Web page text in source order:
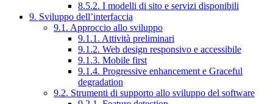
8.5.2. I modelli di sito e servizi disponibili
9. Sviluppo dell’interfaccia
9.1. Approccio allo sviluppo
9.1.1. Attività preliminari
9.1.2. Web design responsivo e accessibile
9.1.3. Mobile first
9.1.4. Progressive enhancement e Graceful
degradation
9.2. Strumenti di supporto allo sviluppo del software